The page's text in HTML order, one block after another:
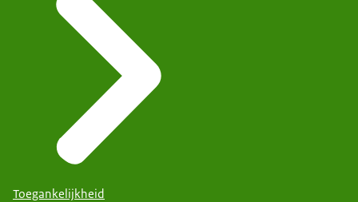
Toegankelijkheid